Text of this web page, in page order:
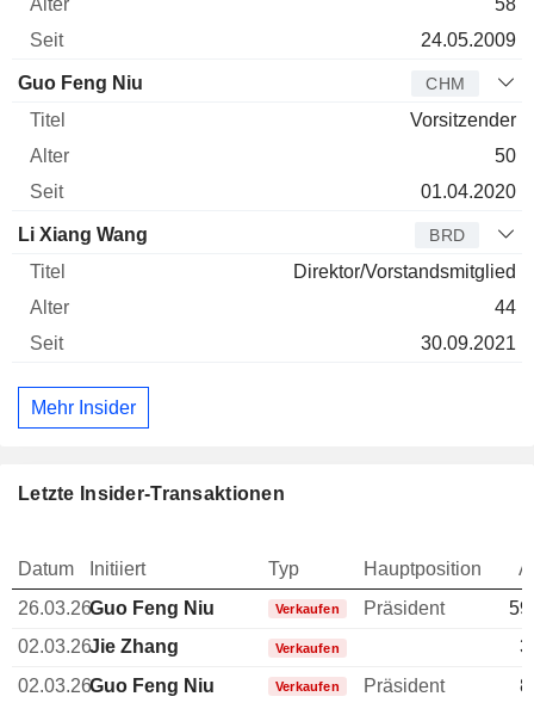
58
24.05.2009
Guo Feng Niu CHM
Vorsitzender
50
01.04.2020
Li Xiang Wang BRD
Direktor/Vorstandsmitglied
44
30.09.2021
Mehr Insider
Letzte Insider-Transaktionen
Datum Initiiert Typ Hauptposition
26.03.26Guo Feng Niu Verkaufen Präsident
02.03.26Jie Zhang Verkaufen
02.03.26Guo Feng Niu Verkaufen Präsident